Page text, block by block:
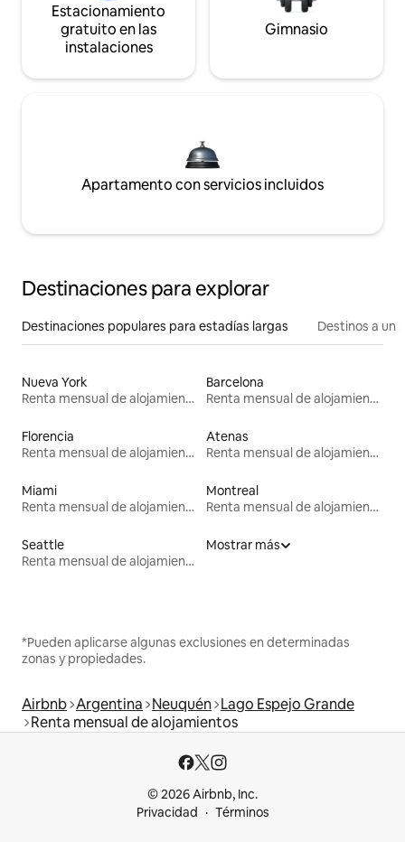
Estacionamiento
gratuito en las
instalaciones
Gimnasio
Apartamento con servicios incluidos
Destinaciones para explorar
Destinaciones populares para estadías largas Destinos a un
Nueva York
Renta mensual de alojamientos
Barcelona
Renta mensual de alojamientos
Florencia
Renta mensual de alojamientos
Atenas
Renta mensual de alojamientos
Miami
Renta mensual de alojamientos
Montreal
Renta mensual de alojamientos
Seattle
Renta mensual de alojamientos
Mostrar más
*Pueden aplicarse algunas exclusiones en determinadas
zonas y propiedades.
Airbnb Argentina Neuquén Lago Espejo Grande
Renta mensual de alojamientos
© 2026 Airbnb, Inc.
Privacidad
Términos